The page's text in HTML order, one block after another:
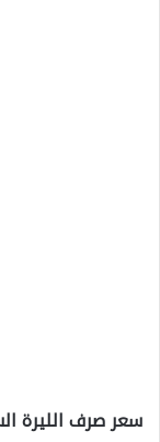
سعر صرف الليرة